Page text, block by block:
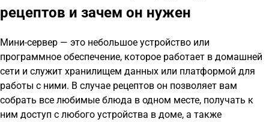
рецептов и зачем он нужен
Мини-сервер — это небольшое устройство или
программное обеспечение, которое работает в домашней
сети и служит хранилищем данных или платформой для
работы с ними. В случае рецептов он позволяет вам
собрать все любимые блюда в одном месте, получать к
ним доступ с любого устройства в доме, а также